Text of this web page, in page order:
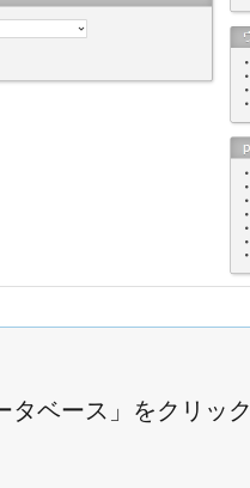
ベース」をクリッ